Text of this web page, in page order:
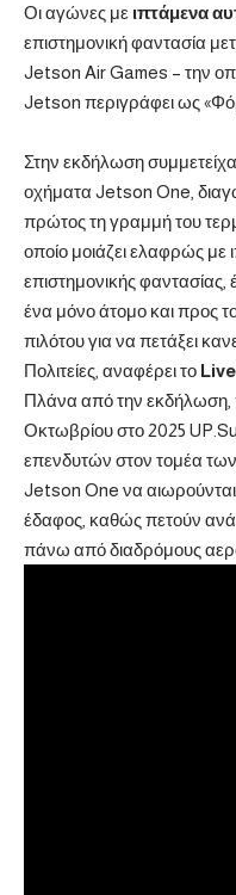
Οι αγώνες με ιπτάμενα
επιστημονική φαντασία
Jetson Air Games – την
Jetson περιγράφει ως
Στην εκδήλωση
οχήματα Jetson One,
πρώτος τη γραμμή του
οποίο μοιάζει ελαφρώς με
επιστημονικής φαντασίας,
ένα μόνο άτομο και προς
πιλότου για να πετάξει
Πολιτείες, αναφέρει το
Πλάνα από την εκδήλωση,
Οκτωβρίου στο 2025
επενδυτών στον τομέα
Jetson One να
έδαφος, καθώς πετούν
πάνω από διαδρόμους